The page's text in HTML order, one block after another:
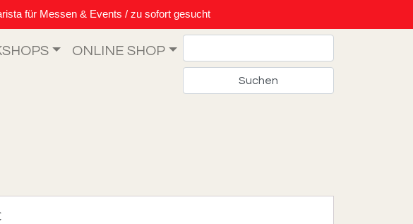
für Messen & Events / zu sofort gesucht
ONLINE SHOP